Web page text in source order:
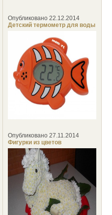
Опубликовано 22.12.2014
Детский термометр для воды
Опубликовано 27.11.2014
Фигурки из цветов